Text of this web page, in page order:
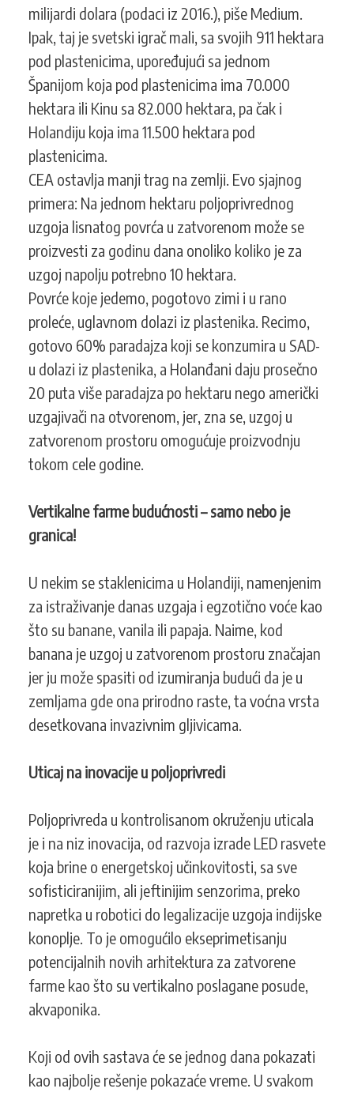
milijardi dolara (podaci iz 2016.), piše Medium.
Ipak, taj je svetski igrač mali, sa svojih 911 hektara
pod plastenicima, upoređujući sa jednom
Španijom koja pod plastenicima ima 70.000
hektara ili Kinu sa 82.000 hektara, pa čak i
Holandiju koja ima 11.500 hektara pod
plastenicima.
CEA ostavlja manji trag na zemlji. Evo sjajnog
primera: Na jednom hektaru poljoprivrednog
uzgoja lisnatog povrća u zatvorenom može se
proizvesti za godinu dana onoliko koliko je za
uzgoj napolju potrebno 10 hektara.
Povrće koje jedemo, pogotovo zimi i u rano
proleće, uglavnom dolazi iz plastenika. Recimo,
gotovo 60% paradajza koji se konzumira u SAD-
u dolazi iz plastenika, a Holanđani daju prosečno
20 puta više paradajza po hektaru nego američki
uzgajivači na otvorenom, jer, zna se, uzgoj u
zatvorenom prostoru omogućuje proizvodnju
tokom cele godine.
Vertikalne farme budućnosti – samo nebo je
granica!
U nekim se staklenicima u Holandiji, namenjenim
za istraživanje danas uzgaja i egzotično voće kao
što su banane, vanila ili papaja. Naime, kod
banana je uzgoj u zatvorenom prostoru značajan
jer ju može spasiti od izumiranja budući da je u
zemljama gde ona prirodno raste, ta voćna vrsta
desetkovana invazivnim gljivicama.
Uticaj na inovacije u poljoprivredi
Poljoprivreda u kontrolisanom okruženju uticala
je i na niz inovacija, od razvoja izrade LED rasvete
koja brine o energetskoj učinkovitosti, sa sve
sofisticiranijim, ali jeftinijim senzorima, preko
napretka u robotici do legalizacije uzgoja indijske
konoplje. To je omogućilo ekseprimetisanju
potencijalnih novih arhitektura za zatvorene
farme kao što su vertikalno poslagane posude,
akvaponika.
Koji od ovih sastava će se jednog dana pokazati
kao najbolje rešenje pokazaće vreme. U svakom